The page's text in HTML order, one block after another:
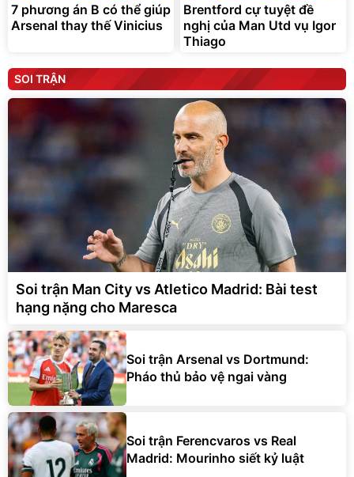
7 phương án B có thể giúp
Arsenal thay thế Vinicius
Brentford cự tuyệt đề
nghị của Man Utd vụ Igor
Thiago
SOI TRẬN
Soi trận Man City vs Atletico Madrid: Bài test
hạng nặng cho Maresca
Soi trận Arsenal vs Dortmund:
Pháo thủ bảo vệ ngai vàng
Soi trận Ferencvaros vs Real
Madrid: Mourinho siết kỷ luật